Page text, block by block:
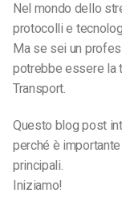
Nel mondo dello
protocolli e
Ma se sei un
potrebbe essere la
Transport.
Questo blog post
perché è
principali.
Iniziamo!